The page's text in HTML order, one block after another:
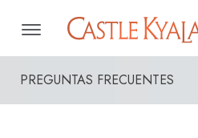
PREGUNTAS FRECUENTES